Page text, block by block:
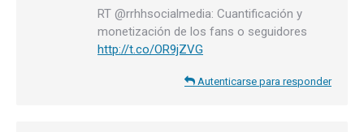
RT @rrhhsocialmedia: Cuantificación y
monetización de los fans o seguidores
http://t.co/OR9jZVG
Autenticarse para responder